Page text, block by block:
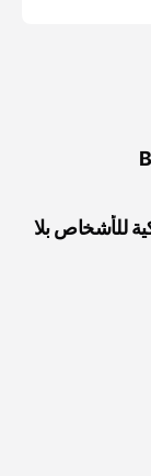
للأشخاص بلا